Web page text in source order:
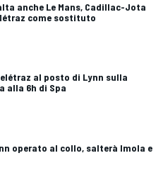
anche Le Mans, Cadillac-Jota
come sostituto
al posto di Lynn sulla
alla 6h di Spa
operato al collo, salterà Imola e